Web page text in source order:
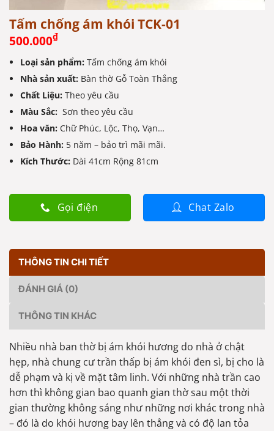
Tấm chống ám khói TCK-01
500.000₫
Loại sản phẩm: Tấm chống ám khói
Nhà sản xuất: Bàn thờ Gỗ Toàn Thắng
Chất Liệu:Theo yêu cầu
Màu Sắc: Sơn theo yêu cầu
Hoa văn: Chữ Phúc, Lộc, Thọ, Vạn…
Bảo Hành: 5 năm – bảo trì mãi mãi.
Kích Thước: Dài 41cm Rộng 81cm
Gọi điện Chat Zalo
THÔNG TIN CHI TIẾT
ĐÁNH GIÁ (0)
THÔNG TIN KHÁC
Nhiều nhà ban thờ bị ám khói hương do nhà ở chật
hẹp, nhà chung cư trần thấp bị ám khói đen sì, bị cho là
dễ phạm và kị về mặt tâm linh. Với những nhà trần cao
hơn thì không gian bao quanh gian thờ sau một thời
gian thường không sáng như những nơi khác trong nhà
– đó là do khói hương bay lên thẳng và có độ lan tỏa